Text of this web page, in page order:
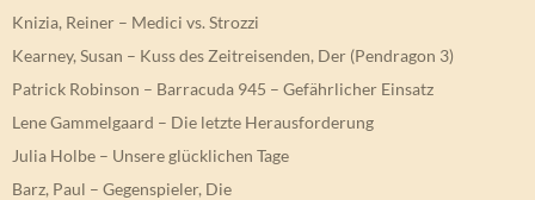
Knizia, Reiner – Medici vs. Strozzi
Kearney, Susan – Kuss des Zeitreisenden, Der (Pendragon 3)
Patrick Robinson – Barracuda 945 – Gefährlicher Einsatz
Lene Gammelgaard – Die letzte Herausforderung
Julia Holbe – Unsere glücklichen Tage
Barz, Paul – Gegenspieler, Die